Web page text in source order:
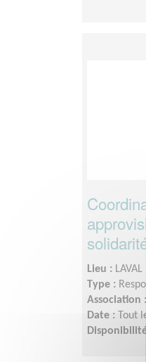
Lieu :
Type :
Association :
Date : Tout